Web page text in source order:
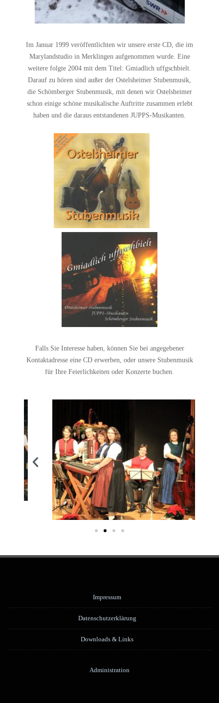
Im Januar 1999 veröffentlichten wir unsere erste CD, die im
Marylandstudio in Merklingen aufgenommen wurde. Eine
weitere folgte 2004 mit dem Titel: Gmiadlich uffgschbielt.
Darauf zu hören sind außer der Ostelsheimer Stubenmusik,
die Schömberger Stubenmusik, mit denen wir Ostelsheimer
schon einige schöne musikalische Auftritte zusammen erlebt
haben und die daraus entstandenen JUPPS-Musikanten.
Falls Sie Interesse haben, können Sie bei angegebener
Kontaktadresse eine CD erwerben, oder unsere Stubenmusik
für Ihre Feierlichkeiten oder Konzerte buchen.
Impressum
Datenschutzerklärung
Downloads & Links
Administration